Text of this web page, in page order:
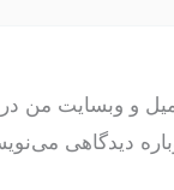
و وبسایت من
دیدگاهی